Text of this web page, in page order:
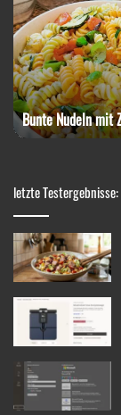
Bunte Nudeln mit
letzte Testergebnisse: